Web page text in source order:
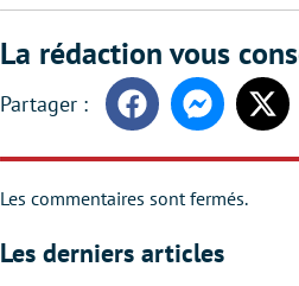
La rédaction vous
FacebookMessenger
Les commentaires sont fermés.
Les derniers articles